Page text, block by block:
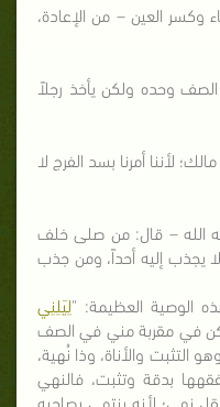
وكسر العين – من الإعادة،
وحده ولكن يأخذ رجلاً
لأننا أمرنا بسد الفرج لا
الله – قال: من صلى خلف
يجذب إليه أحداً، ومن جذب
الوصية العظيمة: "لِيَلِنِي
في مقربة مني في الصف
التثبت والأناة، وذا نُهية،
بدقة وتثبت، فالنهي
نهي؛ لأنه ينتهي بصاحبه